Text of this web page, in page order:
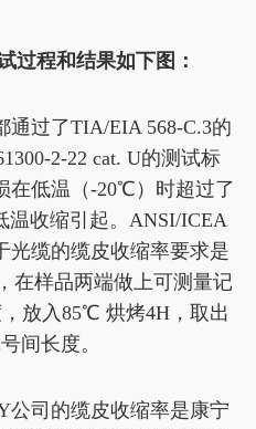
过程和结果如下图：
通过了TIA/EIA 568-C.3的
2-22 cat. U的测试标
在低温（-20℃）时超过了
温收缩引起。ANSI/ICEA
光缆的缆皮收缩率要求是
在样品两端做上可测量记
放入85℃ 烘烤4H，取出
间长度。
公司的缆皮收缩率是康宁